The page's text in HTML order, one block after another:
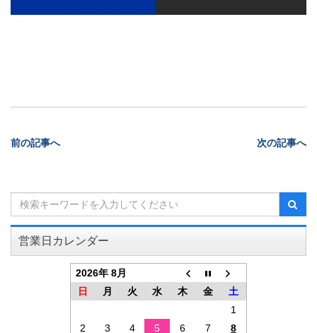
前の記事へ 次の記事へ
営業日カレンダー
2026年 8月
日
月 火 水 木 金
土
1
2
3 4 5 6 7 8